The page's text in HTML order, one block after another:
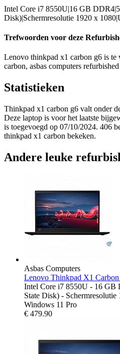
Intel Core i7 8550U|16 GB
Disk)|Schermresolutie 1920 x
Trefwoorden voor deze
Lenovo thinkpad x1 carbon g6 is
carbon, asbas computers
Statistieken
Thinkpad x1 carbon g6 valt onder
Deze laptop is voor het laatste
is toegevoegd op 07/10/2024. 406
thinkpad x1 carbon bekeken.
Andere leuke
Asbas Computers
Lenovo Thinkpad X1
Intel Core i7 8550U - 16 GB
State Disk) -
Windows 11 Pro
€ 479.90